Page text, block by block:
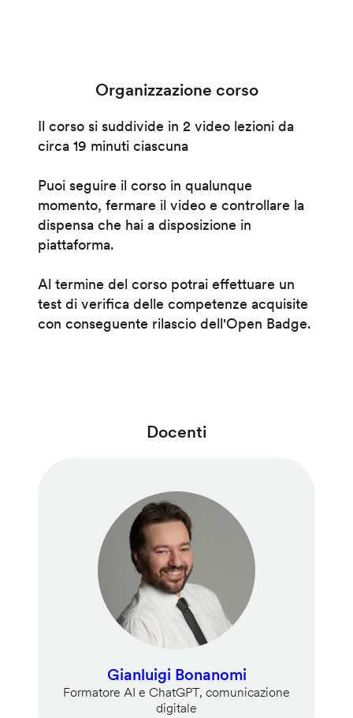
Organizzazione corso
Il corso si suddivide in 2 video lezioni da
circa 19 minuti ciascuna
Puoi seguire il corso in qualunque
momento, fermare il video e controllare la
dispensa che hai a disposizione in
piattaforma.
Al termine del corso potrai effettuare un
test di verifica delle competenze acquisite
con conseguente rilascio dell'Open Badge.
Docenti
Gianluigi Bonanomi
Formatore AI e ChatGPT, comunicazione
digitale